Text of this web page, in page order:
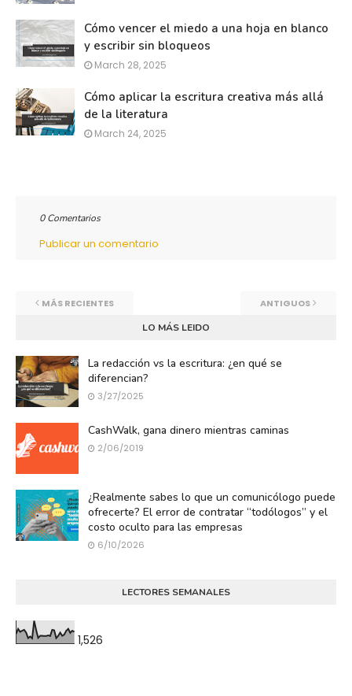
Cómo vencer el miedo a una hoja en blanco
y escribir sin bloqueos
March 28, 2025
Cómo aplicar la escritura creativa más allá
de la literatura
March 24, 2025
0 Comentarios
Publicar un comentario
MÁS RECIENTES
ANTIGUOS
LO MÁS LEIDO
La redacción vs la escritura: ¿en qué se
diferencian?
3/27/2025
CashWalk, gana dinero mientras caminas
2/06/2019
¿Realmente sabes lo que un comunicólogo puede
ofrecerte? El error de contratar “todólogos” y el
costo oculto para las empresas
6/10/2026
LECTORES SEMANALES
1,526